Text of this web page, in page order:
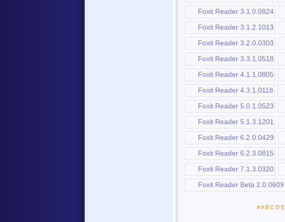
Foxit Reader 3.1.0.0824
Foxit Reader 3.1.2.1013
Foxit Reader 3.2.0.0303
Foxit Reader 3.3.1.0518
Foxit Reader 4.1.1.0805
Foxit Reader 4.3.1.0118
Foxit Reader 5.0.1.0523
Foxit Reader 5.1.3.1201
Foxit Reader 6.2.0.0429
Foxit Reader 6.2.3.0815
Foxit Reader 7.1.3.0320
Foxit Reader Beta 2.0.0609
#A B C D E